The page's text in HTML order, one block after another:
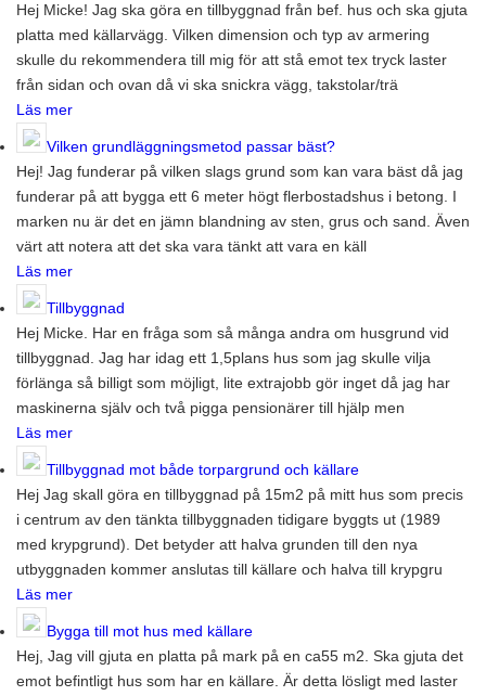
Hej Micke! Jag ska göra en tillbyggnad från bef. hus och ska gjuta
platta med källarvägg. Vilken dimension och typ av armering
skulle du rekommendera till mig för att stå emot tex tryck laster
från sidan och ovan då vi ska snickra vägg, takstolar/trä
Läs mer
Vilken grundläggningsmetod passar bäst?
Hej! Jag funderar på vilken slags grund som kan vara bäst då jag
funderar på att bygga ett 6 meter högt flerbostadshus i betong. I
marken nu är det en jämn blandning av sten, grus och sand. Även
värt att notera att det ska vara tänkt att vara en käll
Läs mer
Tillbyggnad
Hej Micke. Har en fråga som så många andra om husgrund vid
tillbyggnad. Jag har idag ett 1,5plans hus som jag skulle vilja
förlänga så billigt som möjligt, lite extrajobb gör inget då jag har
maskinerna själv och två pigga pensionärer till hjälp men
Läs mer
Tillbyggnad mot både torpargrund och källare
Hej Jag skall göra en tillbyggnad på 15m2 på mitt hus som precis
i centrum av den tänkta tillbyggnaden tidigare byggts ut (1989
med krypgrund). Det betyder att halva grunden till den nya
utbyggnaden kommer anslutas till källare och halva till krypgru
Läs mer
Bygga till mot hus med källare
Hej, Jag vill gjuta en platta på mark på en ca55 m2. Ska gjuta det
emot befintligt hus som har en källare. Är detta lösligt med laster